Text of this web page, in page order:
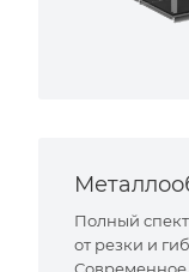
Полный
от резки и